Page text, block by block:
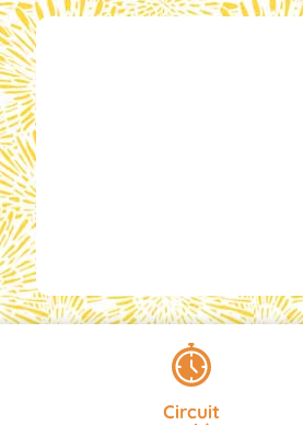
Circuit